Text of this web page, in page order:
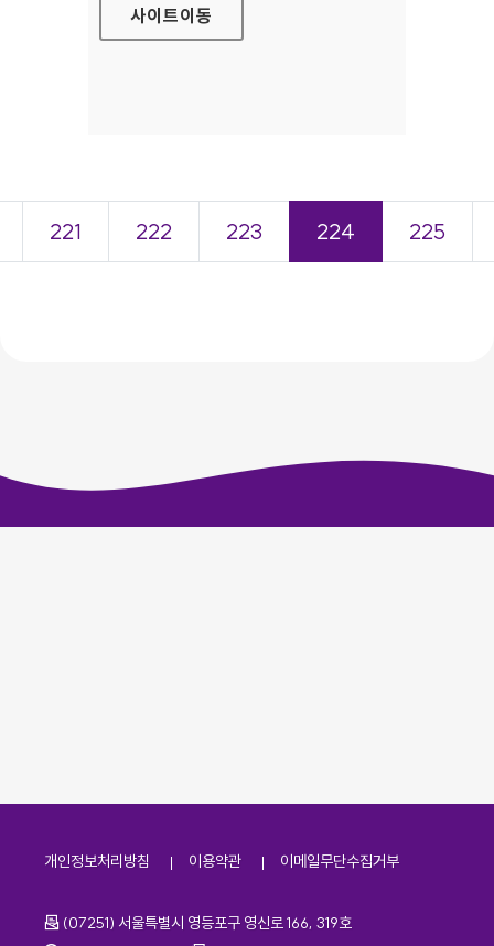
사이트이동
221 222 223 224 225
개인정보처리방침 이용약관 이메일무단수집거부
주소
(07251) 서울특별시 영등포구 영신로 166, 319호